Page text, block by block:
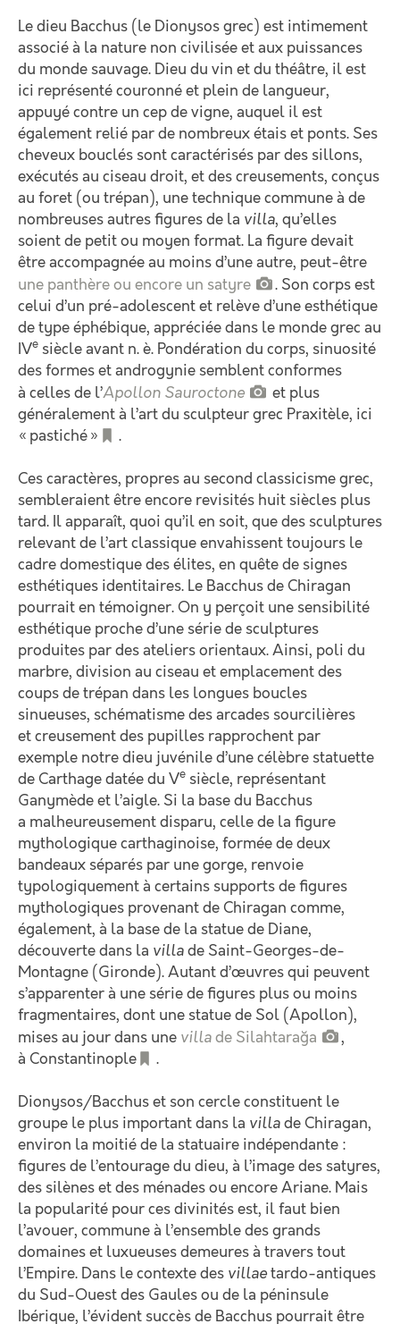
Le dieu Bacchus (le Dionysos grec) est intimement
associé à la nature non civilisée et aux puissances
du monde sauvage. Dieu du vin et du théâtre, il est
ici représenté couronné et plein de langueur,
appuyé contre un cep de vigne, auquel il est
également relié par de nombreux étais et ponts. Ses
cheveux bouclés sont caractérisés par des sillons,
exécutés au ciseau droit, et des creusements, conçus
au foret (ou trépan), une technique commune à de
nombreuses autres figures de la villa, qu’elles
soient de petit ou moyen format. La figure devait
être accompagnée au moins d’une autre, peut-être
une panthère ou encore un satyre
. Son corps est
celui d’un pré-adolescent et relève d’une esthétique
de type éphébique, appréciée dans le monde grec au
IVe siècle avant n. è. Pondération du corps, sinuosité
des formes et androgynie semblent conformes
à celles de l’Apollon Sauroctone
et plus
généralement à l’art du sculpteur grec Praxitèle, ici
« pastiché »
.
Ces caractères, propres au second classicisme grec,
sembleraient être encore revisités huit siècles plus
tard. Il apparaît, quoi qu’il en soit, que des sculptures
relevant de l’art classique envahissent toujours le
cadre domestique des élites, en quête de signes
esthétiques identitaires. Le Bacchus de Chiragan
pourrait en témoigner. On y perçoit une sensibilité
esthétique proche d’une série de sculptures
produites par des ateliers orientaux. Ainsi, poli du
marbre, division au ciseau et emplacement des
coups de trépan dans les longues boucles
sinueuses, schématisme des arcades sourcilières
et creusement des pupilles rapprochent par
exemple notre dieu juvénile d’une célèbre statuette
de Carthage datée du Ve siècle, représentant
Ganymède et l’aigle. Si la base du Bacchus
a malheureusement disparu, celle de la figure
mythologique carthaginoise, formée de deux
bandeaux séparés par une gorge, renvoie
typologiquement à certains supports de figures
mythologiques provenant de Chiragan comme,
également, à la base de la statue de Diane,
découverte dans la villa de Saint-Georges-de-
Montagne (Gironde). Autant d’œuvres qui peuvent
s’apparenter à une série de figures plus ou moins
fragmentaires, dont une statue de Sol (Apollon),
mises au jour dans une villa de Silahtarağa
,
à Constantinople
.
Dionysos/Bacchus et son cercle constituent le
groupe le plus important dans la villa de Chiragan,
environ la moitié de la statuaire indépendante :
figures de l’entourage du dieu, à l’image des satyres,
des silènes et des ménades ou encore Ariane. Mais
la popularité pour ces divinités est, il faut bien
l’avouer, commune à l’ensemble des grands
domaines et luxueuses demeures à travers tout
l’Empire. Dans le contexte des villaetardo-antiques
du Sud-Ouest des Gaules ou de la péninsule
Ibérique, l’évident succès de Bacchus pourrait être